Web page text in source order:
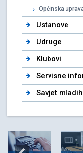
Općinska uprava
Ustanove
Udruge
Klubovi
Servisne
Savjet